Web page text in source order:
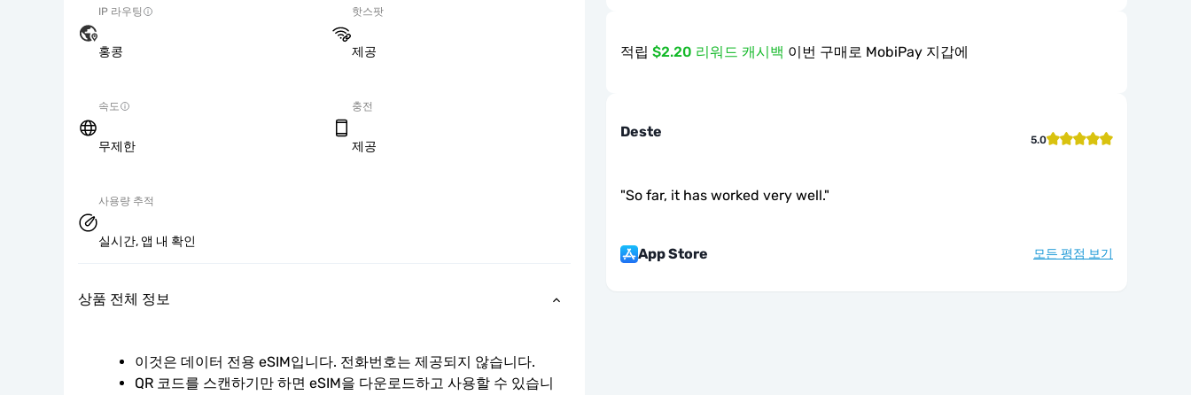
IP 라우팅
홍콩
핫스팟
제공
속도
무제한
충전
제공
사용량 추적
실시간, 앱 내 확인
상품 전체 정보
이것은 데이터 전용 eSIM입니다. 전화번호는 제공되지 않습니다.
QR 코드를 스캔하기만 하면 eSIM을 다운로드하고 사용할 수 있습니
적립 $2.20 리워드 캐시백 이번 구매로 MobiPay 지갑에
Deste 5.0
"So far, it has worked very well."
App Store 모든 평점 보기